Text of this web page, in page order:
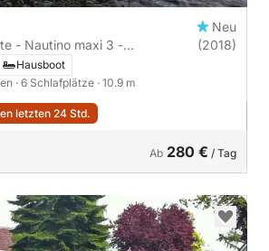
Neu
- Nautino maxi 3 -
Kabinen
(2018)
Hausboot
· 6 Schlafplätze · 10.9 m
letzten 24 Std.
Ab 280 € / Tag